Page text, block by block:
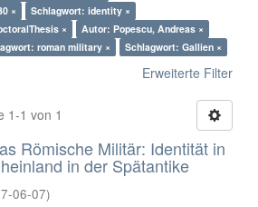
×
Schlagwort: identity ×
×
Autor: Popescu, Andreas ×
roman military × Schlagwort: Gallien ×
Erweiterte Filter
1-1 von 1
Römische Militär: Identität in
in der Spätantike
06-07)